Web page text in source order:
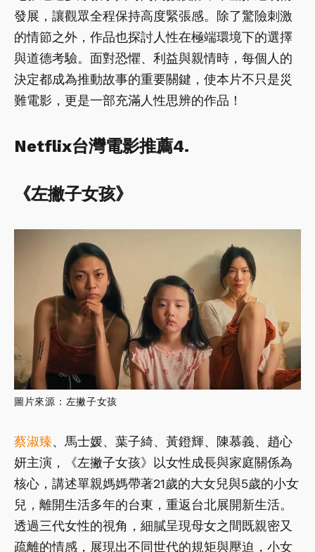
發展，讓觀眾全程保持高度緊張感。除了驚險刺激
的情節之外，作品也探討人性在極端環境下的選擇
與道德考驗。面對恐懼、利益與親情時，每個人的
決定都成為推動故事的重要關鍵，使本片不只是災
難電影，更是一部充滿人性思辨的作品！
Netflix台灣電影推薦4.
《左撇子女孩》
圖片來源：左撇子女孩
蔡淑臻、馬士媛、葉子綺、黃鐙輝、陳慕義、趙心
妍主演，《左撇子女孩》以女性成長與家庭關係為
核心，講述單親媽媽帶著21歲的大女兒與5歲的小女
兒，離開生活多年的台東，重返台北展開新生活。
透過三代女性的視角，細膩呈現母女之間既親密又
疏離的情感，展現出不同世代的規矩與壓迫，小女